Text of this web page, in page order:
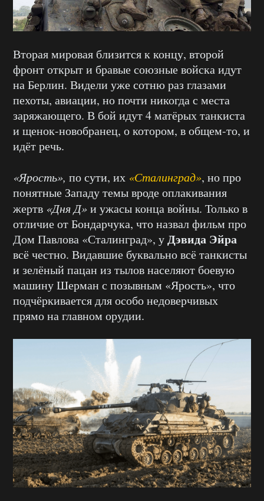
Вторая мировая близится к концу, второй
фронт открыт и бравые союзные войска идут
на Берлин. Видели уже сотню раз глазами
пехоты, авиации, но почти никогда с места
заряжающего. В бой идут 4 матёрых танкиста
и щенок-новобранец, о котором, в общем-то, и
идёт речь.
«Ярость», по сути, их «Сталинград», но про
понятные Западу темы вроде оплакивания
жертв «Дня Д»и ужасы конца войны. Только в
отличие от Бондарчука, что назвал фильм про
Дом Павлова «Сталинград», уДэвида Эйра
всё честно. Видавшие буквально всё танкисты
и зелёный пацан из тылов населяют боевую
машину Шерман с позывным «Ярость», что
подчёркивается для особо недоверчивых
прямо на главном орудии.